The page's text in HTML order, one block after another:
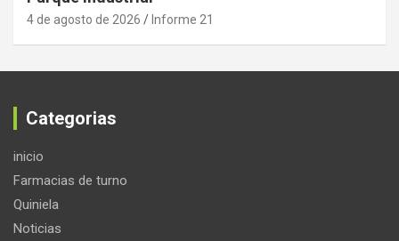
4 de agosto de 2026 Informe 21
Categorias
inicio
Farmacias de turno
Quiniela
Noticias